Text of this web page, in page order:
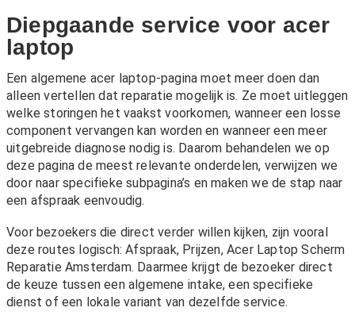
Diepgaande service voor acer
laptop
Een algemene acer laptop-pagina moet meer doen dan
alleen vertellen dat reparatie mogelijk is. Ze moet uitleggen
welke storingen het vaakst voorkomen, wanneer een losse
component vervangen kan worden en wanneer een meer
uitgebreide diagnose nodig is. Daarom behandelen we op
deze pagina de meest relevante onderdelen, verwijzen we
door naar specifieke subpagina’s en maken we de stap naar
een afspraak eenvoudig.
Voor bezoekers die direct verder willen kijken, zijn vooral
deze routes logisch:Afspraak, Prijzen,Acer Laptop Scherm
Reparatie Amsterdam. Daarmee krijgt de bezoeker direct
de keuze tussen een algemene intake, een specifieke
dienst of een lokale variant van dezelfde service.